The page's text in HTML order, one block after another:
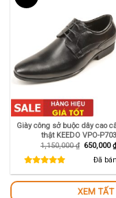
Giày công sở buộc dây cao
thật KEEDO VPO-P703
1,150,000₫ Giá
650,000
Đã bán
XEM